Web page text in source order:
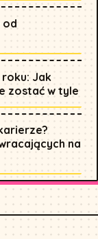
od
Jak
zostać w tyle
na